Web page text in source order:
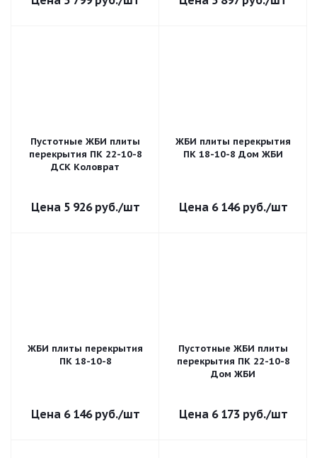
Пустотные ЖБИ плиты
перекрытия ПК 22-10-8
ДСК Коловрат
5 926руб./шт
ЖБИ плиты перекрытия
ПК 18-10-8 Дом ЖБИ
6 146руб./шт
ЖБИ плиты перекрытия
ПК 18-10-8
6 146руб./шт
Пустотные ЖБИ плиты
перекрытия ПК 22-10-8
Дом ЖБИ
6 173руб./шт